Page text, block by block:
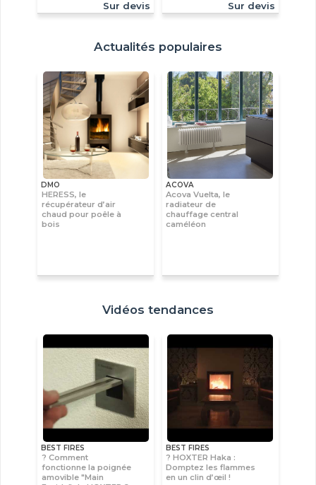
Sur devis Sur devis
Actualités populaires
DMO
HERESS, le
récupérateur d’air
chaud pour poêle à
bois
ACOVA
Acova Vuelta, le
radiateur de
chauffage central
caméléon
Vidéos tendances
BEST FIRES
? Comment
fonctionne la poignée
amovible "Main
BEST FIRES
? HOXTER Haka :
Domptez les flammes
en un clin d’œil !